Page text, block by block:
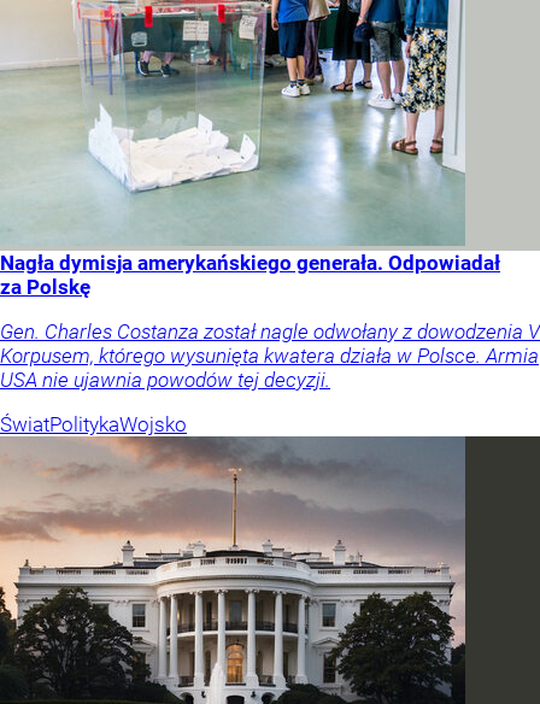
Nagła dymisja amerykańskiego generała. Odpowiadał
za Polskę
Gen. Charles Costanza został nagle odwołany z dowodzenia V
Korpusem, którego wysunięta kwatera działa w Polsce. Armia
USA nie ujawnia powodów tej decyzji.
ŚwiatPolitykaWojsko